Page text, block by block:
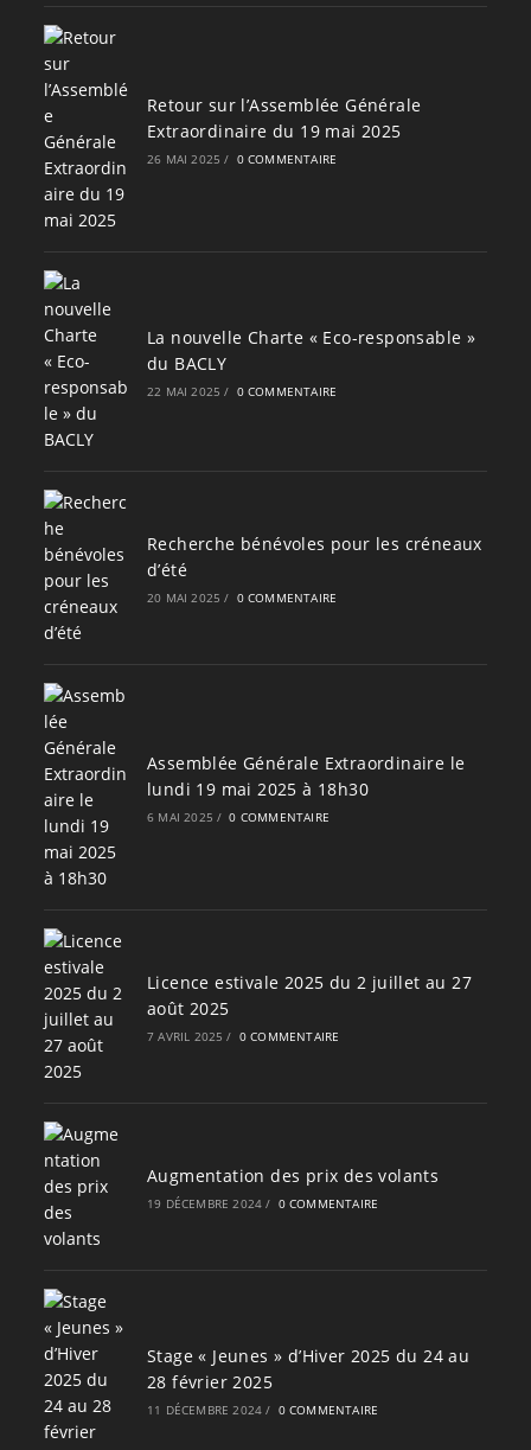
Retour sur l’Assemblée Générale
Extraordinaire du 19 mai 2025
26 MAI 2025 / 0 COMMENTAIRE
La nouvelle Charte « Eco-responsable »
du BACLY
22 MAI 2025 / 0 COMMENTAIRE
Recherche bénévoles pour les créneaux
d’été
20 MAI 2025 / 0 COMMENTAIRE
Assemblée Générale Extraordinaire le
lundi 19 mai 2025 à 18h30
6 MAI 2025 / 0 COMMENTAIRE
Licence estivale 2025 du 2 juillet au 27
août 2025
7 AVRIL 2025 / 0 COMMENTAIRE
Augmentation des prix des volants
19 DÉCEMBRE 2024 / 0 COMMENTAIRE
Stage « Jeunes » d’Hiver 2025 du 24 au
28 février 2025
11 DÉCEMBRE 2024 / 0 COMMENTAIRE